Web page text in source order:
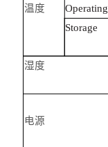
温度
Operating
Storage
湿度
电源